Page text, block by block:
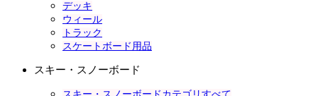
デッキ
ウィール
トラック
スケートボード用品
スキー・スノーボード